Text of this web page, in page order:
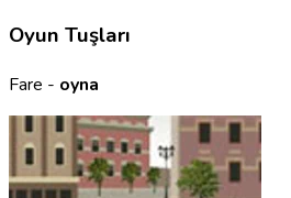
Oyun Tuşları
Fare - oyna